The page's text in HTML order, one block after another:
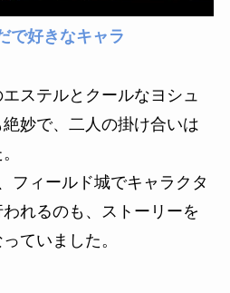
で好きなキャラ
ステルとクールなヨシュ
妙で、二人の掛け合いは
フィールド城でキャラクタ
れるのも、ストーリーを
ていました。